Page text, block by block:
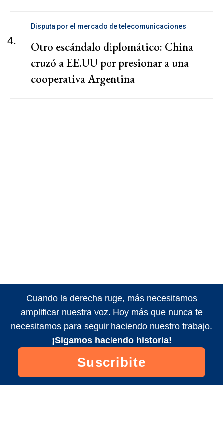
4.
Disputa por el mercado de telecomunicaciones
Otro escándalo diplomático: China
cruzó a EE.UU por presionar a una
cooperativa Argentina
Cuando la derecha ruge, más necesitamos
amplificar nuestra voz. Hoy más que nunca te
necesitamos para seguir haciendo nuestro trabajo.
¡Sigamos haciendo historia!
Suscribite